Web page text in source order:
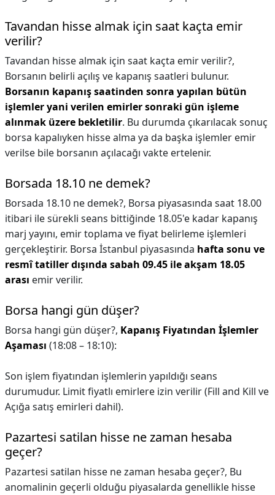
Tavandan hisse almak için saat kaçta emir
verilir?
Tavandan hisse almak için saat kaçta emir verilir?,
Borsanın belirli açılış ve kapanış saatleri bulunur.
Borsanın kapanış saatinden sonra yapılan bütün
işlemler yani verilen emirler sonraki gün işleme
alınmak üzere bekletilir. Bu durumda çıkarılacak sonuç
borsa kapalıyken hisse alma ya da başka işlemler emir
verilse bile borsanın açılacağı vakte ertelenir.
Borsada 18.10 ne demek?
Borsada 18.10 ne demek?, Borsa piyasasında saat 18.00
itibari ile sürekli seans bittiğinde 18.05'e kadar kapanış
marj yayını, emir toplama ve fiyat belirleme işlemleri
gerçekleştirir. Borsa İstanbul piyasasında hafta sonu ve
resmî tatiller dışında sabah 09.45 ile akşam 18.05
arası emir verilir.
Borsa hangi gün düşer?
Borsa hangi gün düşer?, Kapanış Fiyatından İşlemler
Aşaması (18:08 – 18:10):
Son işlem fiyatından işlemlerin yapıldığı seans
durumudur. Limit fiyatlı emirlere izin verilir (Fill and Kill ve
Açığa satış emirleri dahil).
Pazartesi satilan hisse ne zaman hesaba
geçer?
Pazartesi satilan hisse ne zaman hesaba geçer?, Bu
anomalinin geçerli olduğu piyasalarda genellikle hisse